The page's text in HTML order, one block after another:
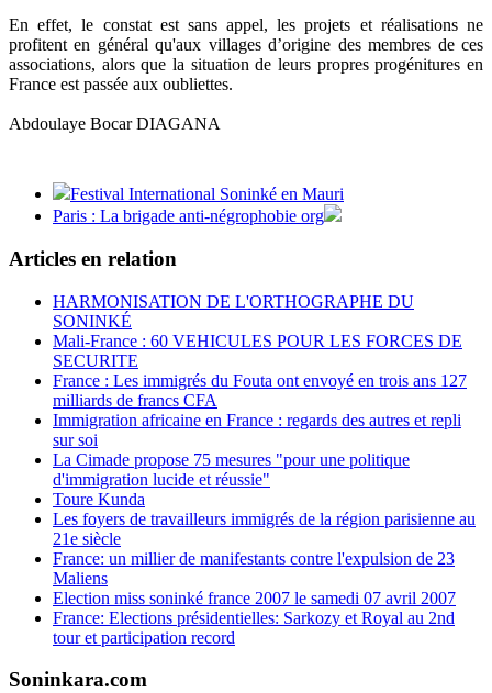
En effet, le constat est sans appel, les projets et réalisations ne
profitent en général qu'aux villages d’origine des membres de ces
associations, alors que la situation de leurs propres progénitures en
France est passée aux oubliettes.
Abdoulaye Bocar DIAGANA
Festival International Soninké en Mauri
Paris : La brigade anti-négrophobie org
Articles en relation
HARMONISATION DE L'ORTHOGRAPHE DU
SONINKÉ
Mali-France : 60 VEHICULES POUR LES FORCES DE
SECURITE
France : Les immigrés du Fouta ont envoyé en trois ans 127
milliards de francs CFA
Immigration africaine en France : regards des autres et repli
sur soi
La Cimade propose 75 mesures "pour une politique
d'immigration lucide et réussie"
Toure Kunda
Les foyers de travailleurs immigrés de la région parisienne au
21e siècle
France: un millier de manifestants contre l'expulsion de 23
Maliens
Election miss soninké france 2007 le samedi 07 avril 2007
France: Elections présidentielles: Sarkozy et Royal au 2nd
tour et participation record
Soninkara.com